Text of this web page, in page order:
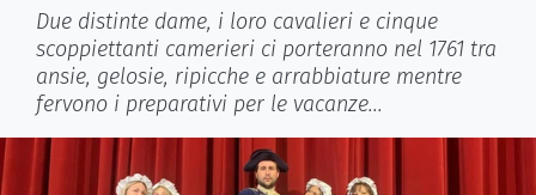
Due distinte dame, i loro cavalieri e cinque
scoppiettanti camerieri ci porteranno nel 1761 tra
ansie, gelosie, ripicche e arrabbiature mentre
fervono i preparativi per le vacanze...